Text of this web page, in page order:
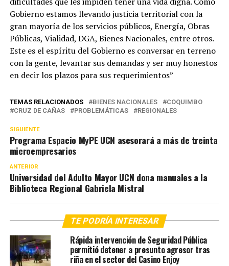
Gobierno estamos llevando justicia territorial con la
gran mayoría de los servicios públicos, Energía, Obras
Públicas, Vialidad, DGA, Bienes Nacionales, entre otros.
Este es el espíritu del Gobierno es conversar en terreno
con la gente, levantar sus demandas y ser muy honestos
en decir los plazos para sus requerimientos”
TEMAS RELACIONADOS BIENES NACIONALES
COQUIMBO
CRUZ DE CAÑAS
PROBLEMÁTICAS REGIONALES
SIGUIENTE
Programa Espacio MyPE UCN asesorará a más de treinta
microempresarios
ANTERIOR
Universidad del Adulto Mayor UCN dona manuales a la
Biblioteca Regional Gabriela Mistral
TE PODRÍA INTERESAR
Rápida intervención de Seguridad Pública
permitió detener a presunto agresor tras
riña en el sector del Casino Enjoy